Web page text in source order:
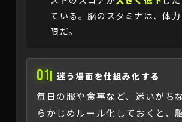
ている。脳のスタミナは、体
限だ。
01 迷う場面を仕組み化する
毎日の服や食事など、迷いがち
らかじめルール化しておくと、